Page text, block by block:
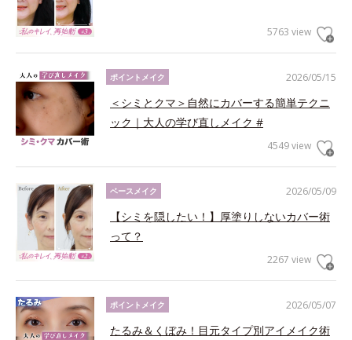
5763 view
2026/05/15
ポイントメイク
＜シミとクマ＞自然にカバーする簡単テクニ
ック｜大人の学び直しメイク #
4549 view
2026/05/09
ベースメイク
【シミを隠したい！】厚塗りしないカバー術
って？
2267 view
2026/05/07
ポイントメイク
たるみ＆くぼみ！目元タイプ別アイメイク術